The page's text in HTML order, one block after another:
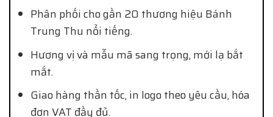
Phân phối cho gần 20 thương hiệu Bánh
Trung Thu nổi tiếng.
Hương vị và mẫu mã sang trọng, mới lạ bắt
mắt.
Giao hàng thần tốc, in logo theo yêu cầu, hóa
đơn VAT đầy đủ.